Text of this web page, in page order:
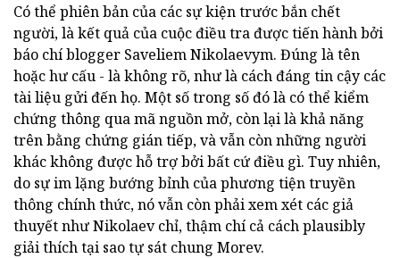
Có thể phiên bản của các sự kiện trước bắn chết
người, là kết quả của cuộc điều tra được tiến hành bởi
báo chí blogger Saveliem Nikolaevym. Đúng là tên
hoặc hư cấu - là không rõ, như là cách đáng tin cậy các
tài liệu gửi đến họ. Một số trong số đó là có thể kiểm
chứng thông qua mã nguồn mở, còn lại là khả năng
trên bằng chứng gián tiếp, và vẫn còn những người
khác không được hỗ trợ bởi bất cứ điều gì. Tuy nhiên,
do sự im lặng bướng bỉnh của phương tiện truyền
thông chính thức, nó vẫn còn phải xem xét các giả
thuyết như Nikolaev chỉ, thậm chí cả cách plausibly
giải thích tại sao tự sát chung Morev.